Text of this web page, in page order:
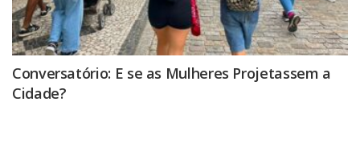
Conversatório: E se as Mulheres Projetassem a
Cidade?